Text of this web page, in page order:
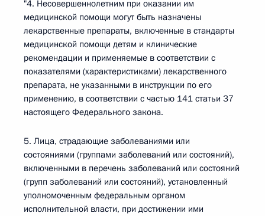
"4. Несовершеннолетним при оказании им
медицинской помощи могут быть назначены
лекарственные препараты, включенные в стандарты
медицинской помощи детям и клинические
рекомендации и применяемые в соответствии с
показателями (характеристиками) лекарственного
препарата, не указанными в инструкции по его
применению, в соответствии с частью 141 статьи 37
настоящего Федерального закона.
5. Лица, страдающие заболеваниями или
состояниями (группами заболеваний или состояний),
включенными в перечень заболеваний или состояний
(групп заболеваний или состояний), установленный
уполномоченным федеральным органом
исполнительной власти, при достижении ими